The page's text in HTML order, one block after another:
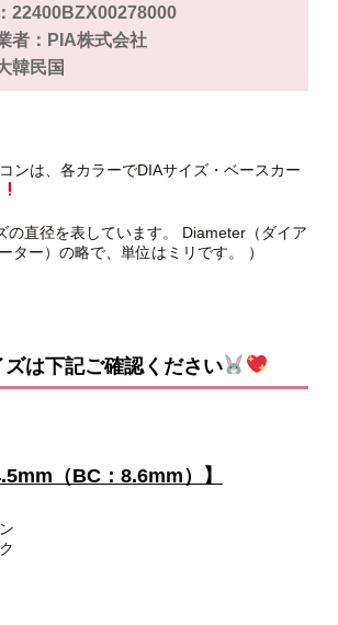
22400BZX00278000
者：PIA株式会社
韓民国
ンは、各カラーでDIAサイズ・ベースカー
の直径を表しています。 Diameter（ダイア
ター）の略で、単位はミリです。 ）
は下記ご確認ください
（BC：8.6mm）】